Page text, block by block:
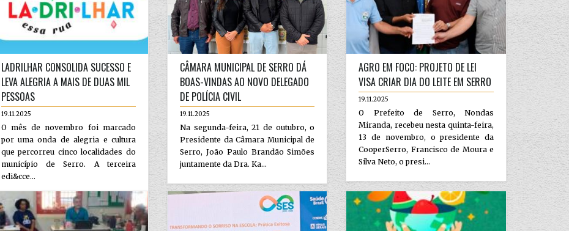
LADRILHAR CONSOLIDA SUCESSO E
LEVA ALEGRIA A MAIS DE DUAS MIL
PESSOAS
19.11.2025
O mês de novembro foi marcado
por uma onda de alegria e cultura
que percorreu cinco localidades do
município de Serro. A terceira
edi&cce...
CÂMARA MUNICIPAL DE SERRO DÁ
BOAS-VINDAS AO NOVO DELEGADO
DE POLÍCIA CIVIL
19.11.2025
Na segunda-feira, 21 de outubro, o
Presidente da Câmara Municipal de
Serro, João Paulo Brandão Simões
juntamente da Dra. Ka...
AGRO EM FOCO: PROJETO DE LEI
VISA CRIAR DIA DO LEITE EM SERRO
19.11.2025
O Prefeito de Serro, Nondas
Miranda, recebeu nesta quinta-feira,
13 de novembro, o presidente da
CooperSerro, Francisco de Moura e
Silva Neto, o presi...